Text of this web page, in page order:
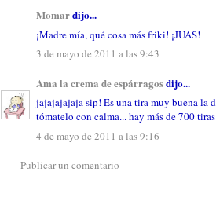
Momardijo...
¡Madre mía, qué cosa más friki! ¡JUAS!
3 de mayo de 2011 a las 9:43
Ama la crema de espárragosdijo...
jajajajajaja sip! Es una tira muy buena la
tómatelo con calma... hay más de 700
4 de mayo de 2011 a las 9:16
Publicar un comentario